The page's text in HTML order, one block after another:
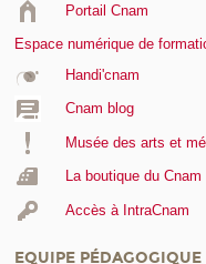
Portail Cnam
Espace numérique de
Handi'cnam
Cnam blog
Musée des arts et
La boutique du Cnam
Accès à IntraCnam
EQUIPE PÉDAGOGIQUE